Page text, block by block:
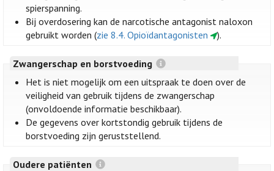
spierspanning.
Bij overdosering kan de narcotische antagonist naloxon
gebruikt worden (zie 8.4. Opioïdantagonisten ).
Zwangerschap en borstvoeding
Het is niet mogelijk om een uitspraak te doen over de
veiligheid van gebruik tijdens de zwangerschap
(onvoldoende informatie beschikbaar).
De gegevens over kortstondig gebruik tijdens de
borstvoeding zijn geruststellend.
Oudere patiënten